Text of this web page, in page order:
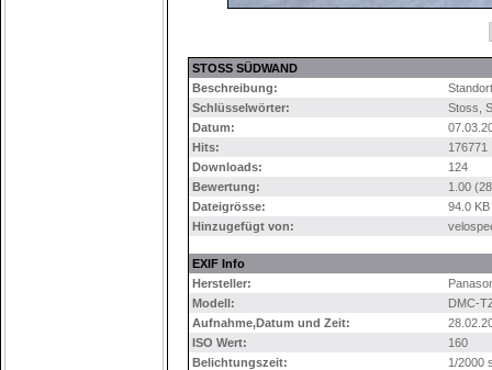
STOSS SÜDWAND
Beschreibung:
Schlüsselwörter:
Stoss
Datum:
Hits:
176771
Downloads:
124
Bewertung:
1.00
Dateigrösse:
94.0 KB
Hinzugefügt von:
EXIF Info
Hersteller:
Modell:
DMC-
Aufnahme,Datum und Zeit:
ISO Wert:
160
Belichtungszeit:
1/2000